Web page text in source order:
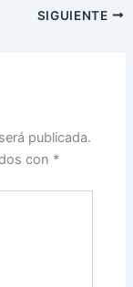
SIGUIENTE
publicada.
con *